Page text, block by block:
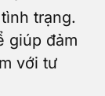
trạng.
giúp đảm
với tư